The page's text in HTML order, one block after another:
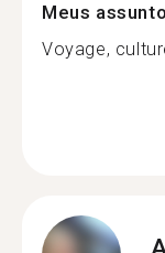
Meus
Voyage,